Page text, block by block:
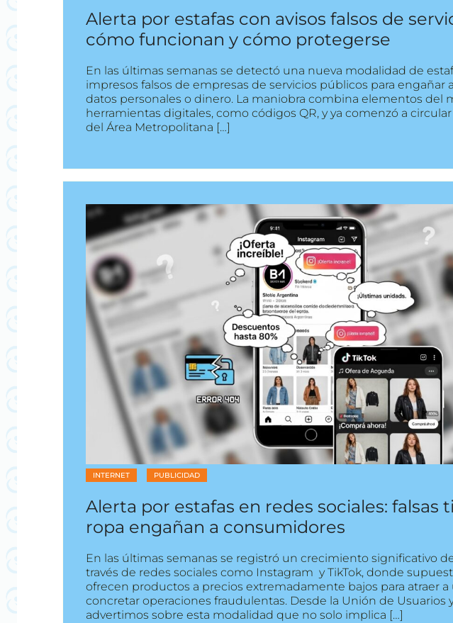
Alerta por estafas con avisos falsos de
cómo funcionan y cómo protegerse
En las últimas semanas se detectó una nueva modalidad de
impresos falsos de empresas de servicios públicos para engañar
datos personales o dinero. La maniobra combina elementos del
herramientas digitales, como códigos QR, y ya comenzó a
del Área Metropolitana […]
INTERNET PUBLICIDAD
Alerta por estafas en redes sociales: falsas
ropa engañan a consumidores
En las últimas semanas se registró un crecimiento significativo
través de redes sociales como Instagram y TikTok, donde
ofrecen productos a precios extremadamente bajos para atraer a
concretar operaciones fraudulentas. Desde la Unión de Usuarios
advertimos sobre esta modalidad que no solo implica […]